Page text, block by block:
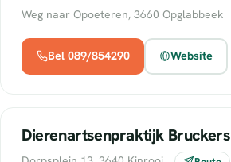
Weg naar Opoeteren, 3660 Opglabbeek
Bel 089/854290 Website
Dierenartsenpraktijk Bruckers